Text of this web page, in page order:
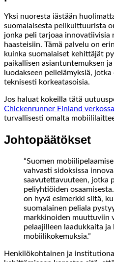
Yksi nuoresta iästään
suomalaisesta pelikulttuurista
jonka peli tarjoaa innovatiivisia
haasteisiin. Tämä palvelu on
kuinka suomalaiset kehittäjät
paikallisen asiantuntemuksen
luodakseen pelielämyksiä,
teknisesti korkeatasoisia.
Jos haluat kokeilla tätä
Chickenrunner Finland
turvallisesti omalta
Johtopäätökset
“Suomen
vahvasti sidoksissa
saavutettavuuteen, jotka
peliyhtiöiden
on hyvä esimerkki siitä,
suomalainen peliala
markkinoiden muuttuviin
pelaajilleen laadukkaita
mobiilikokemuksia.”
Henkilökohtainen ja